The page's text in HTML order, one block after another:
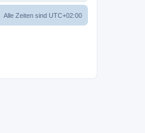
Alle Zeiten sind UTC+02:00